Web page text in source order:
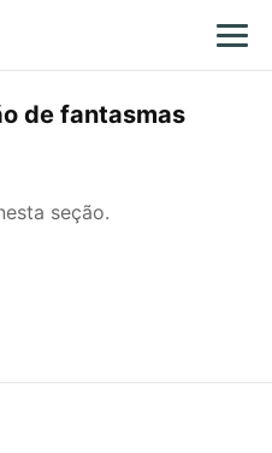
de fantasmas
seção.